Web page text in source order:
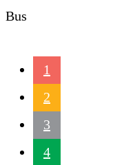
Bus
1
2
3
4